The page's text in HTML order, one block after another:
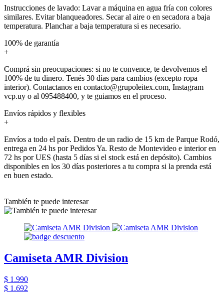
Instrucciones de lavado: Lavar a máquina en agua fría con colores
similares. Evitar blanqueadores. Secar al aire o en secadora a baja
temperatura. Planchar a baja temperatura si es necesario.
100% de garantía
+
Comprá sin preocupaciones: si no te convence, te devolvemos el
100% de tu dinero. Tenés 30 días para cambios (excepto ropa
interior). Contactanos en contacto@grupoleitex.com, Instagram
vcp.uy o al 095488400, y te guiamos en el proceso.
Envíos rápidos y flexibles
+
Envíos a todo el país. Dentro de un radio de 15 km de Parque Rodó,
entrega en 24 hs por Pedidos Ya. Resto de Montevideo e interior en
72 hs por UES (hasta 5 días si el stock está en depósito). Cambios
disponibles en los 30 días posteriores a tu compra si la prenda está
en buen estado.
También te puede interesar
Camiseta AMR Division
$ 1.990
$ 1.692